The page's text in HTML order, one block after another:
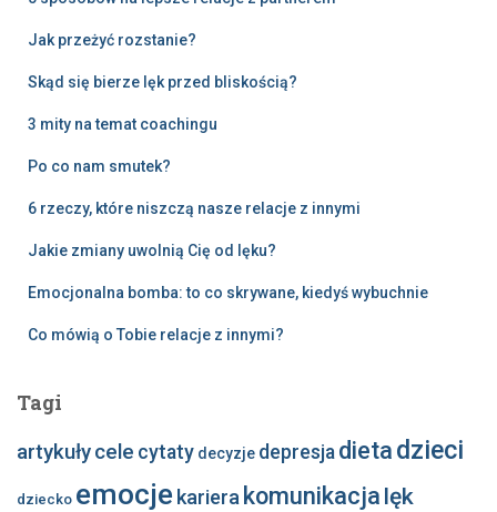
Jak przeżyć rozstanie?
Skąd się bierze lęk przed bliskością?
3 mity na temat coachingu
Po co nam smutek?
6 rzeczy, które niszczą nasze relacje z innymi
Jakie zmiany uwolnią Cię od lęku?
Emocjonalna bomba: to co skrywane, kiedyś wybuchnie
Co mówią o Tobie relacje z innymi?
Tagi
artykułycele cytaty decyzje depresja dieta dzieci
dziecko emocje kariera komunikacja lęk